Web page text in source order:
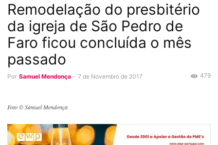
Remodelação do presbitério
da igreja de São Pedro de
Faro ficou concluída o mês
passado
Por Samuel Mendonça - 7 de Novembro de 2017 479
Foto © Samuel Mendonça